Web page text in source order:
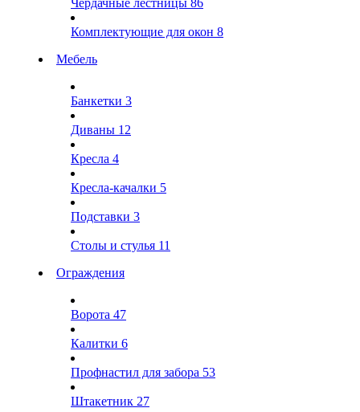
Чердачные лестницы 86
Комплектующие для окон 8
Мебель
Банкетки 3
Диваны 12
Кресла 4
Кресла-качалки 5
Подставки 3
Столы и стулья 11
Ограждения
Ворота 47
Калитки 6
Профнастил для забора 53
Штакетник 27